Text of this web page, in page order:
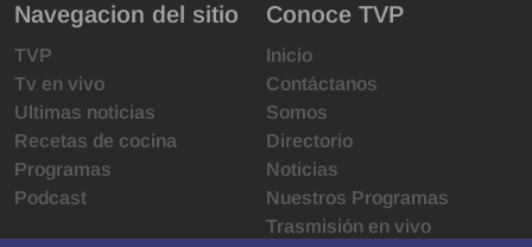
Navegacion del sitio
TVP
Tv en vivo
Ultimas noticias
Recetas de cocina
Programas
Podcast
Conoce TVP
Inicio
Contáctanos
Somos
Directorio
Noticias
Nuestros Programas
Trasmisión en vivo